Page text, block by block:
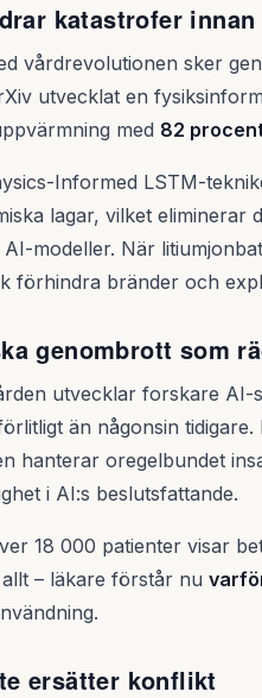
katastrofer innan
vårdrevolutionen sker
utvecklat en
med 82
Informed LSTM-
lagar, vilket eliminerar
modeller. När
förhindra bränder och
genombrott som
utvecklar forskare AI-
än någonsin
hanterar oregelbundet
i AI:s beslutsfattande.
18 000 patienter visar
– läkare förstår nu
ersätter konflikt